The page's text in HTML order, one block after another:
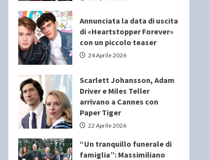
Annunciata la data di uscita
di «Heartstopper Forever»
con un piccolo teaser
24 Aprile 2026
Scarlett Johansson, Adam
Driver e Miles Teller
arrivano a Cannes con
Paper Tiger
22 Aprile 2026
“Un tranquillo funerale di
famiglia”: Massimiliano